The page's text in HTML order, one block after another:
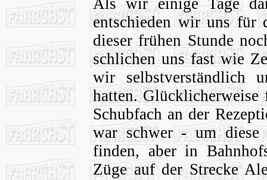
Als wir einige Tage
entschieden wir uns
dieser frühen Stunde
schlichen uns fast wie
wir selbstverständlich
hatten. Glücklicherweise
Schubfach an der
war schwer - um
finden, aber in
Züge auf der Strecke